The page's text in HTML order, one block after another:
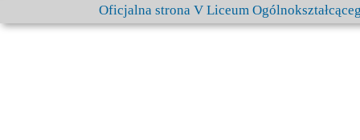
Oficjalna strona V Liceum